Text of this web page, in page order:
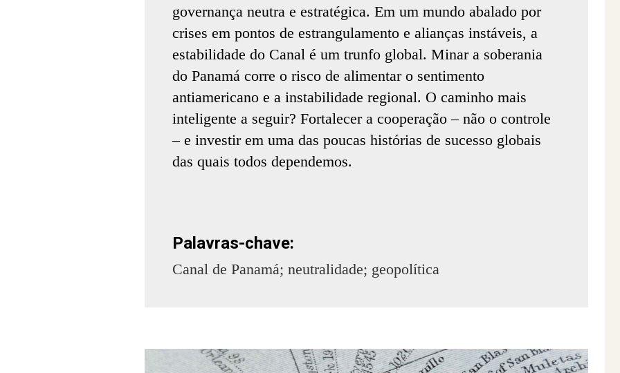
governança neutra e estratégica. Em um mundo abalado por
crises em pontos de estrangulamento e alianças instáveis, a
estabilidade do Canal é um trunfo global. Minar a soberania
do Panamá corre o risco de alimentar o sentimento
antiamericano e a instabilidade regional. O caminho mais
inteligente a seguir? Fortalecer a cooperação – não o controle
– e investir em uma das poucas histórias de sucesso globais
das quais todos dependemos.
Palavras-chave:
Canal de Panamá; neutralidade; geopolítica